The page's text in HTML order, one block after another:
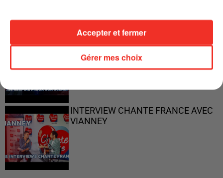
"JE RESPIRE MIEUX SUR SCÈNE" -
CALOGERO
INTERVIEW CHANTE FRANCE AVEC
VIANNEY
Gérer mes choix
Accepter et fermer